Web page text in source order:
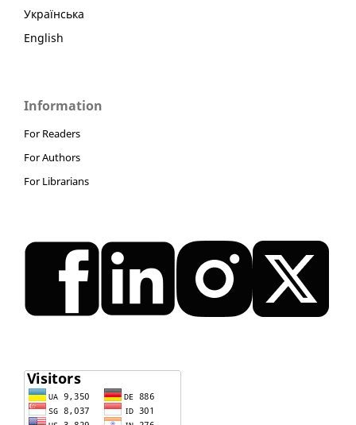
Українська
English
Information
For Readers
For Authors
For Librarians